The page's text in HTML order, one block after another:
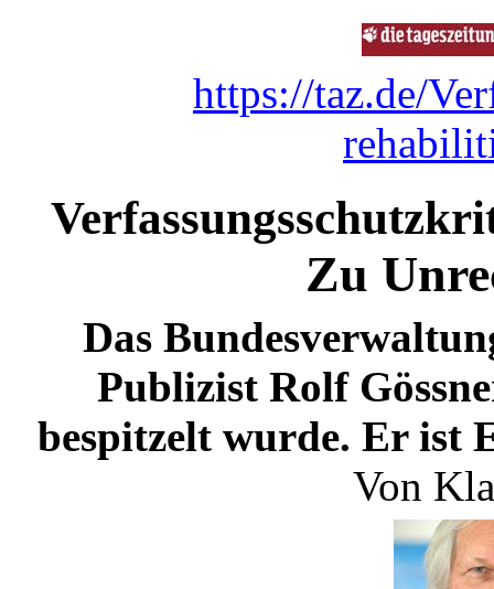
https://taz.de/
Zu
Das
Publizist Rolf
bespitzelt wurde. Er ist
Von